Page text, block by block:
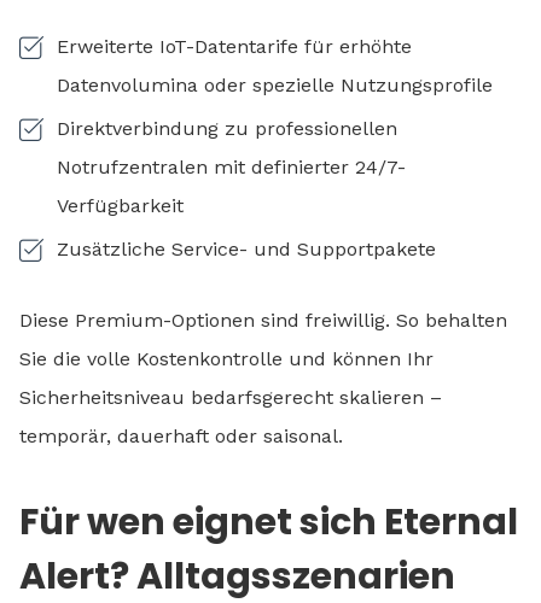
Erweiterte IoT-Datentarife für erhöhte
Datenvolumina oder spezielle Nutzungsprofile
Direktverbindung zu professionellen
Notrufzentralen mit definierter 24/7-
Verfügbarkeit
Zusätzliche Service- und Supportpakete
Diese Premium-Optionen sind freiwillig. So behalten
Sie die volle Kostenkontrolle und können Ihr
Sicherheitsniveau bedarfsgerecht skalieren –
temporär, dauerhaft oder saisonal.
Für wen eignet sich Eternal
Alert? Alltagsszenarien